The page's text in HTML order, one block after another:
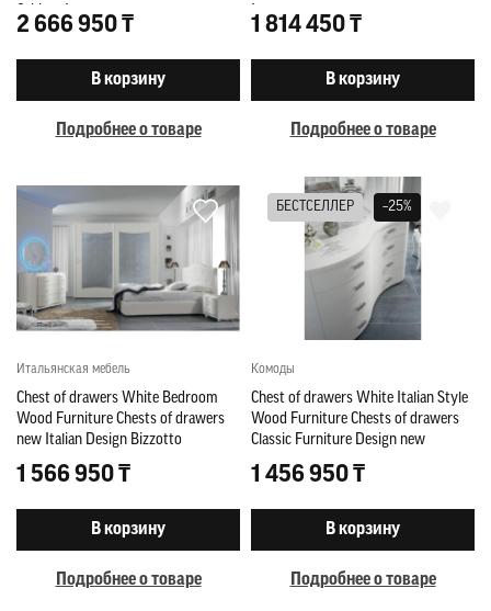
Cabinet Italy
2 666 950 ₸
В корзину
Подробнее о товаре
Italy new
1 814 450 ₸
В корзину
Подробнее о товаре
Итальянская мебель
Chest of drawers White Bedroom
Wood Furniture Chests of drawers
new Italian Design Bizzotto
1 566 950 ₸
В корзину
Подробнее о товаре
БЕСТСЕЛЛЕР –25%
Комоды
Chest of drawers White Italian Style
Wood Furniture Chests of drawers
Classic Furniture Design new
1 456 950 ₸
В корзину
Подробнее о товаре